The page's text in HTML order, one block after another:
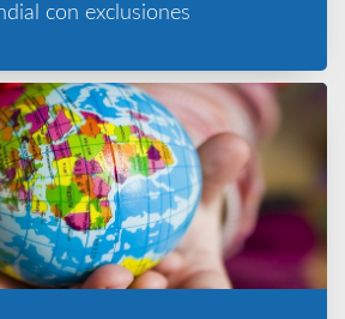
con exclusiones